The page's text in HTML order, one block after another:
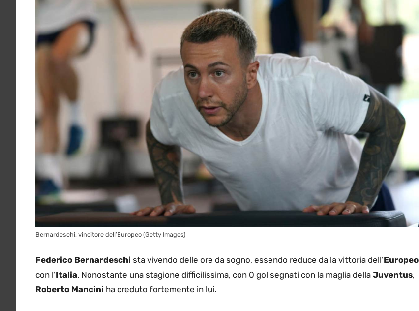
Bernardeschi, vincitore dell’Europeo (Getty Images)
Federico Bernardeschi sta vivendo delle ore da sogno, essendo reduce dalla vittoria dell’Europeo
con l’Italia. Nonostante una stagione difficilissima, con 0 gol segnati con la maglia della Juventus,
Roberto Mancini ha creduto fortemente in lui.